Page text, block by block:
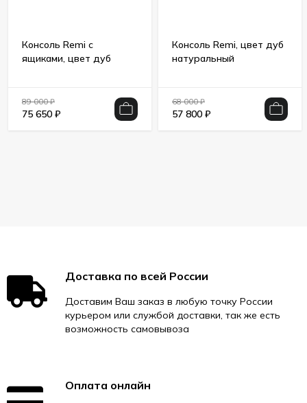
Консоль Remi с
ящиками, цвет дуб
89 000₽
75 650 ₽
Консоль Remi, цвет дуб
натуральный
68 000₽
57 800 ₽
Доставка по всей России
Доставим Ваш заказ в любую точку России
курьером или службой доставки, так же есть
возможность самовывоза
Оплата онлайн